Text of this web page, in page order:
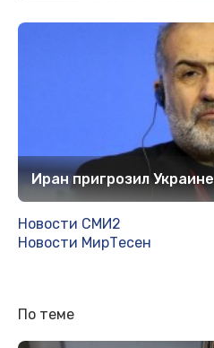
Иран пригрозил Украине
Новости СМИ2
Новости МирТесен
По теме